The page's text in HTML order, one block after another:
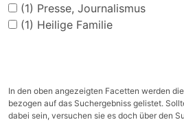
(1) Presse, Journalismus
(1) Heilige Familie
In den oben angezeigten Facetten werden
bezogen auf das Suchergebniss gelistet.
dabei sein, versuchen sie es doch über den